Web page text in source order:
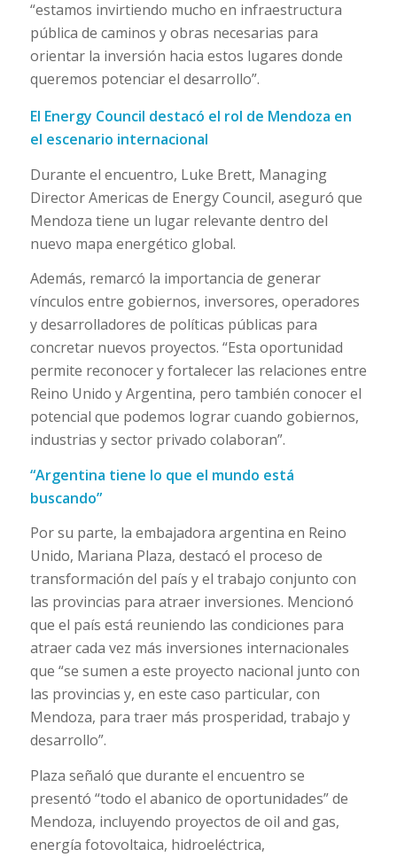
“estamos invirtiendo mucho en infraestructura
pública de caminos y obras necesarias para
orientar la inversión hacia estos lugares donde
queremos potenciar el desarrollo”.
El Energy Council destacó el rol de Mendoza en
el escenario internacional
Durante el encuentro, Luke Brett, Managing
Director Americas de Energy Council, aseguró que
Mendoza tiene un lugar relevante dentro del
nuevo mapa energético global.
Además, remarcó la importancia de generar
vínculos entre gobiernos, inversores, operadores
y desarrolladores de políticas públicas para
concretar nuevos proyectos. “Esta oportunidad
permite reconocer y fortalecer las relaciones entre
Reino Unido y Argentina, pero también conocer el
potencial que podemos lograr cuando gobiernos,
industrias y sector privado colaboran”.
“Argentina tiene lo que el mundo está
buscando”
Por su parte, la embajadora argentina en Reino
Unido, Mariana Plaza, destacó el proceso de
transformación del país y el trabajo conjunto con
las provincias para atraer inversiones. Mencionó
que el país está reuniendo las condiciones para
atraer cada vez más inversiones internacionales
que “se sumen a este proyecto nacional junto con
las provincias y, en este caso particular, con
Mendoza, para traer más prosperidad, trabajo y
desarrollo”.
Plaza señaló que durante el encuentro se
presentó “todo el abanico de oportunidades” de
Mendoza, incluyendo proyectos de oil and gas,
energía fotovoltaica, hidroeléctrica,